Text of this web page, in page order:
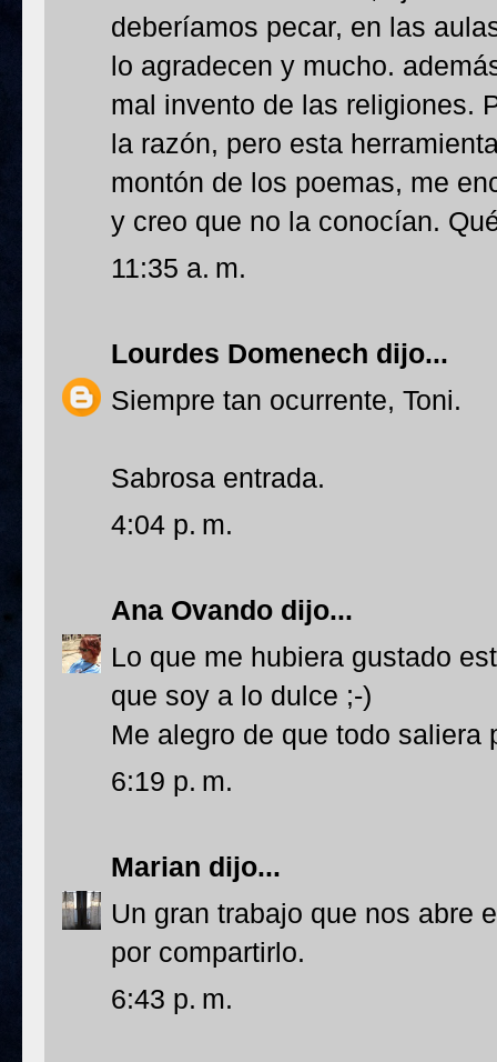
deberíamos pecar, en las
lo agradecen y mucho.
mal invento de las religiones.
la razón, pero esta
montón de los poemas, me
y creo que no la conocían.
11:35 a. m.
Lourdes Domenech dijo...
Siempre tan ocurrente, Toni.
Sabrosa entrada.
4:04 p. m.
Ana Ovando dijo...
Lo que me hubiera gustado
que soy a lo dulce ;-)
Me alegro de que todo saliera
6:19 p. m.
Marian dijo...
Un gran trabajo que nos abre
por compartirlo.
6:43 p. m.